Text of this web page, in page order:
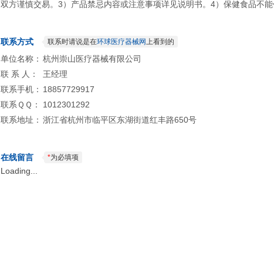
双方谨慎交易。3）产品禁忌内容或注意事项详见说明书。4）保健食品不能
联系方式 联系时请说是在环球医疗器械网上看到的
单位名称： 杭州崇山医疗器械有限公司
联 系 人：
王经理
联系手机： 18857729917
联系ＱＱ：
1012301292
联系地址： 浙江省杭州市临平区东湖街道红丰路650号
在线留言 *为必填项
Loading...